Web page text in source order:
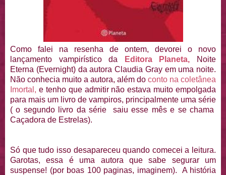
Como falei na resenha de ontem, devorei o novo
lançamento vampirístico da
Editora Planeta, Noite
Eterna (Evernight) da autora Claudia Gray em uma noite.
Não conhecia muito a autora, além do conto na coletânea
Imortal, e tenho que admitir não estava muito empolgada
para mais um livro de vampiros, principalmente uma série
( o segundo livro da série saiu esse mês e se chama
Caçadora de Estrelas).
Só que tudo isso desapareceu quando comecei a leitura.
Garotas, essa é uma autora que sabe segurar um
suspense! (por boas 100 paginas, imaginem). A história